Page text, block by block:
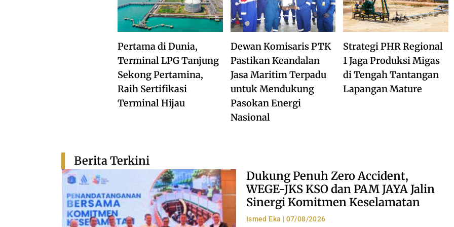
Pertama di Dunia,
Terminal LPG Tanjung
Sekong Pertamina,
Raih Sertifikasi
Terminal Hijau
Dewan Komisaris PTK
Pastikan Keandalan
Jasa Maritim Terpadu
untuk Mendukung
Pasokan Energi
Nasional
Strategi PHR Regional
1 Jaga Produksi Migas
di Tengah Tantangan
Lapangan Mature
Berita Terkini
Dukung Penuh Zero Accident,
WEGE-JKS KSO dan PAM JAYA Jalin
Sinergi Komitmen Keselamatan
Ismed Eka 07/08/2026